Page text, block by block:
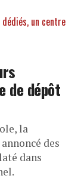
de dépôt
la
des
dans